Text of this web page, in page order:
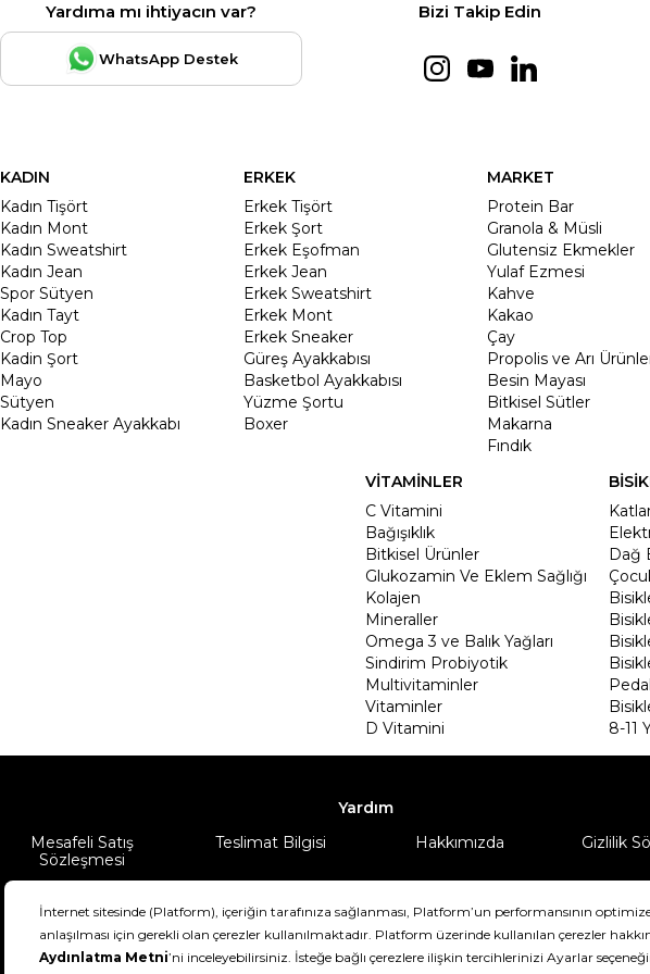
Yardıma mı ihtiyacın var?
WhatsApp Destek
Bizi Takip Edin
KADIN
Kadın Tişört
Kadın Mont
Kadın Sweatshirt
Kadın Jean
Spor Sütyen
Kadın Tayt
Crop Top
Kadin Şort
Mayo
Sütyen
Kadın Sneaker Ayakkabı
ERKEK
Erkek Tişört
Erkek Şort
Erkek Eşofman
Erkek Jean
Erkek Sweatshirt
Erkek Mont
Erkek Sneaker
Güreş Ayakkabısı
Basketbol Ayakkabısı
Yüzme Şortu
Boxer
MARKET
Protein Bar
Granola & Müsli
Glutensiz Ekmekler
Yulaf Ezmesi
Kahve
Kakao
Çay
Propolis ve Arı
Besin Mayası
Bitkisel Sütler
Makarna
Fındık
VİTAMİNLER
C Vitamini
Bağışıklık
Bitkisel Ürünler
Glukozamin Ve Eklem Sağlığı
Kolajen
Mineraller
Omega 3 ve Balık Yağları
Sindirim Probiyotik
Multivitaminler
Vitaminler
D Vitamini
Dağ
Pedal
8-11
Yardım
Mesafeli Satış
Sözleşmesi
Teslimat Bilgisi Hakkımızda Gizlilik